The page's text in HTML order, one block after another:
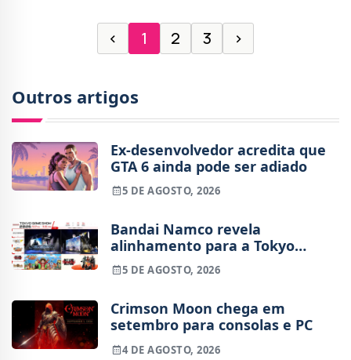
‹ 1 2 3 ›
Outros artigos
Ex-desenvolvedor acredita que
GTA 6 ainda pode ser adiado
5 DE AGOSTO, 2026
Bandai Namco revela
alinhamento para a Tokyo
Game Show 2026
5 DE AGOSTO, 2026
Crimson Moon chega em
setembro para consolas e PC
4 DE AGOSTO, 2026